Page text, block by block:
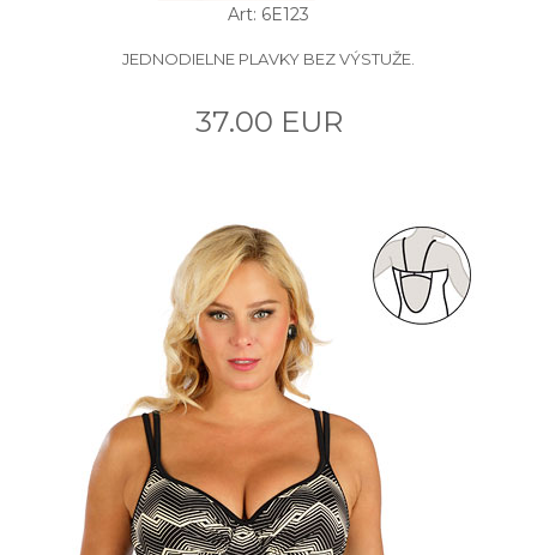
Art: 6E123
JEDNODIELNE PLAVKY BEZ VÝSTUŽE.
37.00 EUR